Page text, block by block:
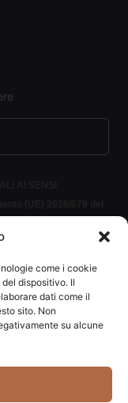
come i cookie
dispositivo. Il
dati come il
sito. Non
su alcune
trattamento dei dati